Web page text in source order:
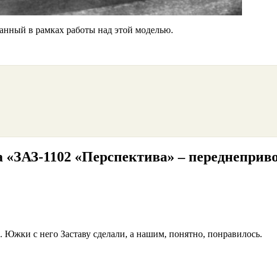
в рамках работы над этой моделью.
1102 «Перспектива» –
с него Заставу сделали, а нашим, понятно, понравилось.